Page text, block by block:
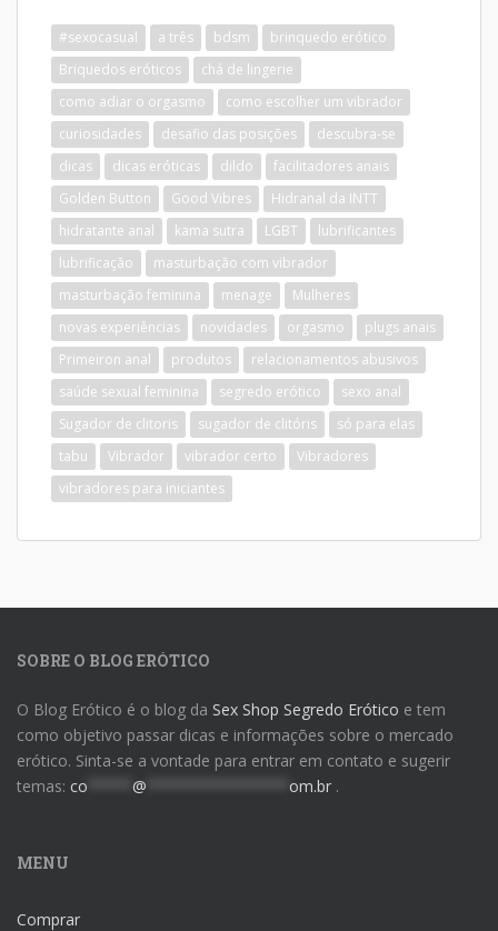
#sexocasual a três bdsm
brinquedo erótico
Briquedos eróticos
chá de lingerie
como adiar o orgasmo
como escolher um vibrador
curiosidades
desafio das posições
descubra-se
dicas
dicas eróticas dildo
facilitadores anais
Golden Button
Good Vibres
Hidranal da INTT
hidratante anal
kama sutra LGBT
lubrificantes
lubrificação
masturbação com vibrador
masturbação feminina
menage
Mulheres
novas experiências
novidades orgasmo
plugs anais
Primeiron anal
produtos
relacionamentos abusivos
saúde sexual feminina
segredo erótico
sexo anal
Sugador de clitoris
sugador de clitóris
só para elas
tabu
Vibrador vibrador certo
Vibradores
vibradores para iniciantes
SOBRE O BLOG ERÓTICO
O Blog Erótico é o blog da Sex Shop Segredo Erótico e tem
como objetivo passar dicas e informações sobre o mercado
erótico. Sinta-se a vontade para entrar em contato e sugerir
temas: co @ om.br .
MENU
Comprar